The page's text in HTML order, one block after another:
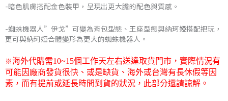
NT$2,717
到
NT$2,830
-暗色肌膚搭配金色裝甲，呈現出更大膽的配色與質感。
-蜘蛛機器人”伊戈”可變為背包型態、王座型態與納珂婭搭配把玩，
更可與納珂婭合體變形為更大的蜘蛛機器人。
※海外代購需10~15個工作天左右送達取貨門市， 實際情況有
可能因廠商發貨很快、或是缺貨、海外或台灣有長休假等因
素，而有提前或延長時間到貨的狀況，此部分還請諒解。